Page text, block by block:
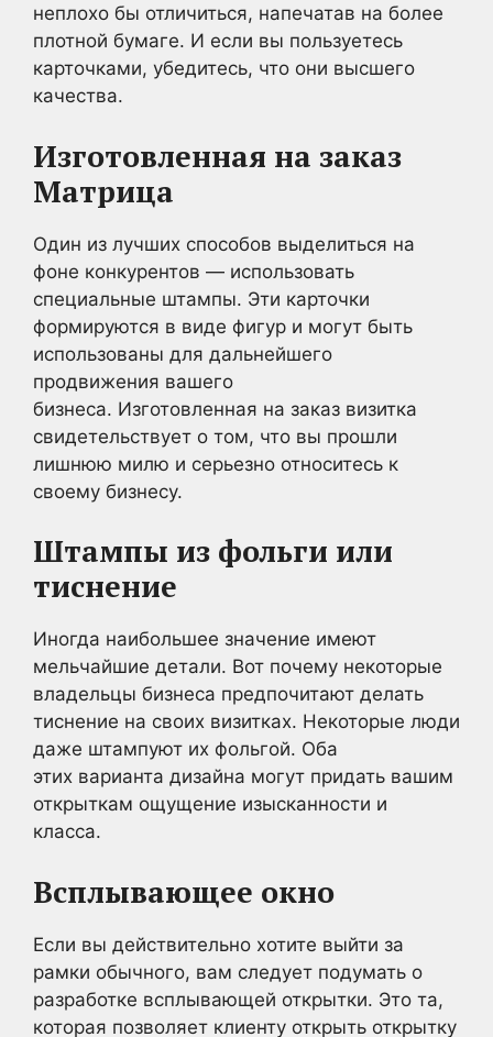
неплохо бы отличиться, напечатав на более
плотной бумаге. И если вы пользуетесь
карточками, убедитесь, что они высшего
качества.
Изготовленная на заказ
Матрица
Один из лучших способов выделиться на
фоне конкурентов — использовать
специальные штампы. Эти карточки
формируются в виде фигур и могут быть
использованы для дальнейшего
продвижения вашего
бизнеса. Изготовленная на заказ визитка
свидетельствует о том, что вы прошли
лишнюю милю и серьезно относитесь к
своему бизнесу.
Штампы из фольги или
тиснение
Иногда наибольшее значение имеют
мельчайшие детали. Вот почему некоторые
владельцы бизнеса предпочитают делать
тиснение на своих визитках. Некоторые люди
даже штампуют их фольгой. Оба
этих варианта дизайна могут придать вашим
открыткам ощущение изысканности и
класса.
Всплывающее окно
Если вы действительно хотите выйти за
рамки обычного, вам следует подумать о
разработке всплывающей открытки. Это та,
которая позволяет клиенту открыть открытку